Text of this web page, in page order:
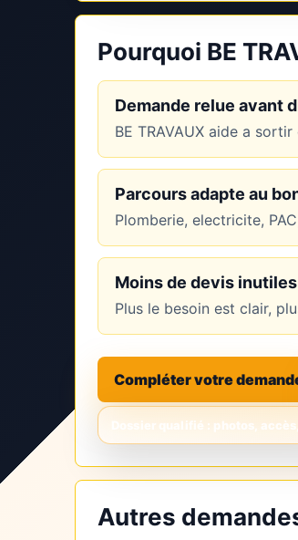
Pourquoi BE
Demande relue avant
BE TRAVAUX aide a
Parcours adapte au
Plomberie, electricite,
Moins de devis inutiles
Plus le besoin est clair,
Compléter votre
Autres